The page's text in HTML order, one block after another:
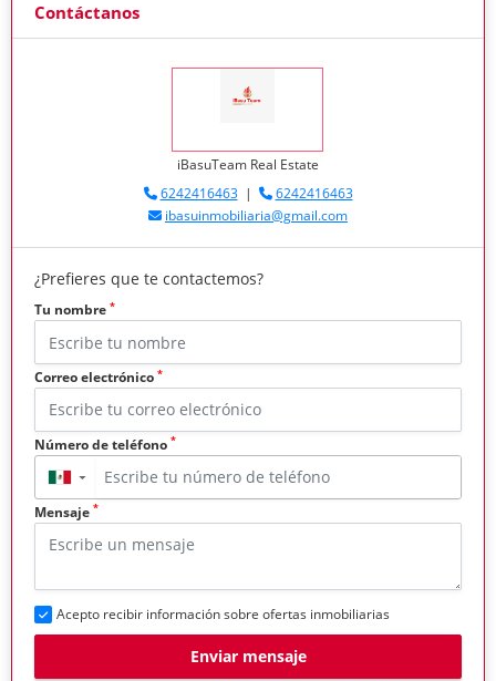
Contáctanos
iBasuTeam Real Estate
6242416463|
6242416463
ibasuinmobiliaria@gmail.com
¿Prefieres que te contactemos?
Tu nombre *
Correo electrónico *
Número de teléfono *
▼
Mensaje *
Acepto recibir información sobre ofertas inmobiliarias
Enviar mensaje